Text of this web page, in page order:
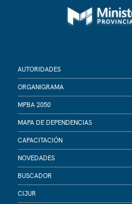
AUTORIDADES
ORGANIGRAMA
MPBA 2050
MAPA DE DEPENDENCIAS
CAPACITACIÓN
NOVEDADES
BUSCADOR
CIJUR